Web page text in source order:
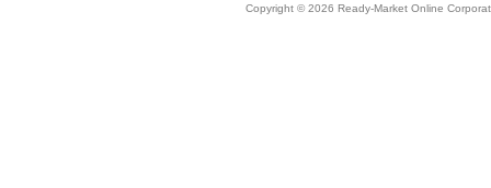
Copyright © 2026 Ready-Market Online